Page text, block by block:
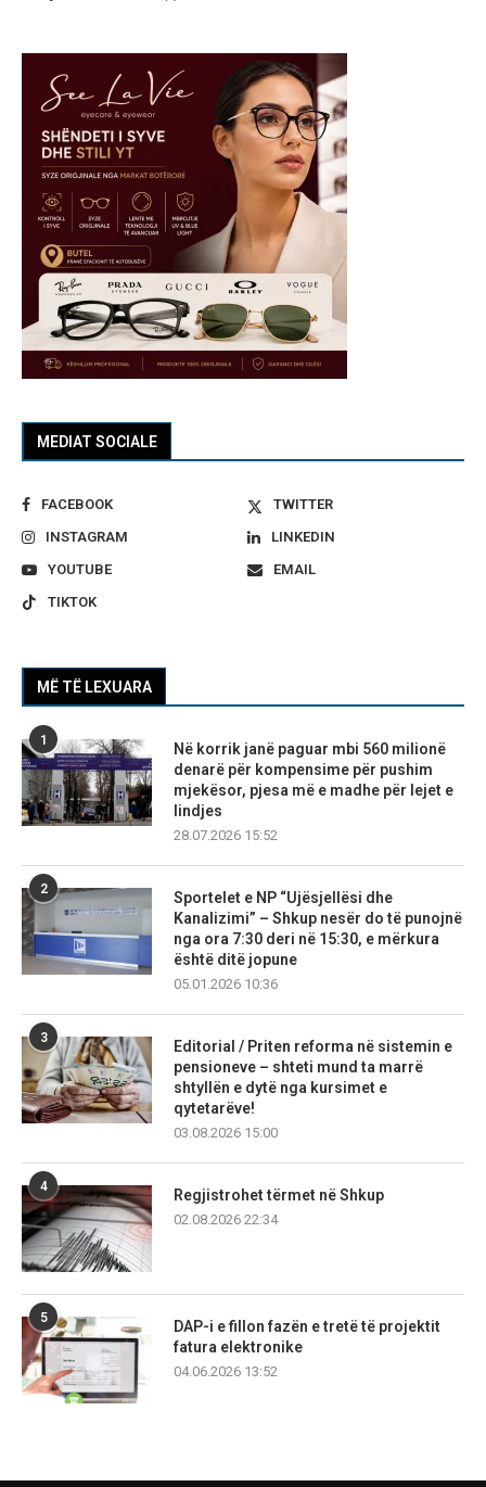
MEDIAT SOCIALE
FACEBOOK
TWITTER
INSTAGRAM
LINKEDIN
YOUTUBE
EMAIL
TIKTOK
MË TË LEXUARA
1
Në korrik janë paguar mbi 560 milionë
denarë për kompensime për pushim
mjekësor, pjesa më e madhe për lejet e
lindjes
28.07.2026 15:52
2
Sportelet e NP “Ujësjellësi dhe
Kanalizimi” – Shkup nesër do të punojnë
nga ora 7:30 deri në 15:30, e mërkura
është ditë jopune
05.01.2026 10:36
3
Editorial / Priten reforma në sistemin e
pensioneve – shteti mund ta marrë
shtyllën e dytë nga kursimet e
qytetarëve!
03.08.2026 15:00
4
Regjistrohet tërmet në Shkup
02.08.2026 22:34
5
DAP-i e fillon fazën e tretë të projektit
fatura elektronike
04.06.2026 13:52